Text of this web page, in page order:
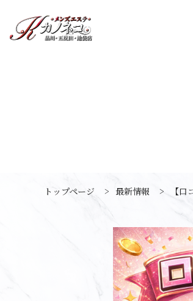
トップページ > 最新情報 > 【